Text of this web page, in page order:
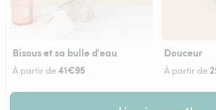
Bisous et sa bulle d'eau
À partir de41€95
Douceur
À partir de